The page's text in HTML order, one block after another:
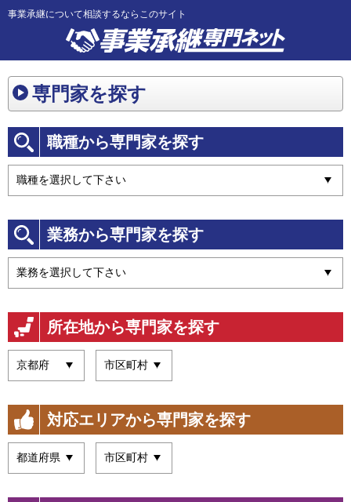
事業承継について相談するならこのサイト
専門家を探す
職種から専門家を探す
業務から専門家を探す
所在地から専門家を探す
対応エリアから専門家を探す